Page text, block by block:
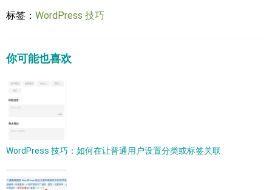
标签： WordPress 技巧
你可能也喜欢
WordPress 技巧：如何在让普通用户设置分类或标签关联